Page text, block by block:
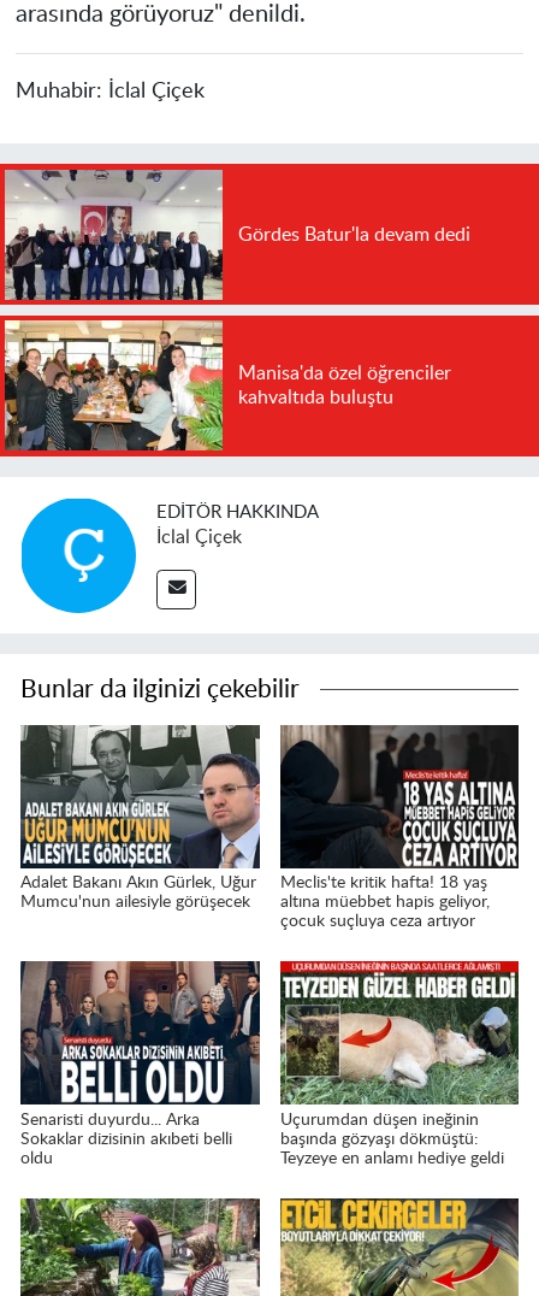
arasında görüyoruz" denildi.
Muhabir: İclal Çiçek
Gördes Batur'la devam dedi
Manisa'da özel öğrenciler
kahvaltıda buluştu
EDITÖR HAKKINDA
İclal Çiçek
Bunlar da ilginizi çekebilir
Adalet Bakanı Akın Gürlek, Uğur
Mumcu'nun ailesiyle görüşecek
Meclis'te kritik hafta! 18 yaş
altına müebbet hapis geliyor,
çocuk suçluya ceza artıyor
Senaristi duyurdu... Arka
Sokaklar dizisinin akıbeti belli
oldu
Uçurumdan düşen ineğinin
başında gözyaşı dökmüştü:
Teyzeye en anlamı hediye geldi